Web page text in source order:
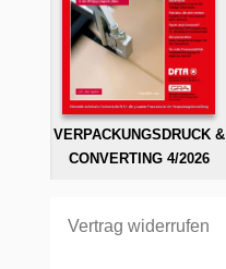
VERPACKUNGSDRUCK &
CONVERTING 4/2026
Vertrag widerrufen